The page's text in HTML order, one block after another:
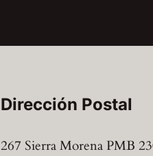
Dirección Postal
267 Sierra Morena PMB